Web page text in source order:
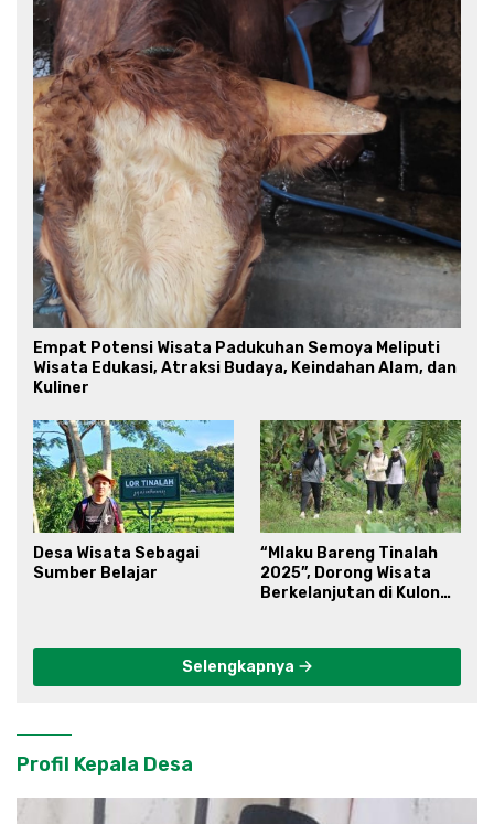
Empat Potensi Wisata Padukuhan Semoya Meliputi
Wisata Edukasi, Atraksi Budaya, Keindahan Alam, dan
Kuliner
Desa Wisata Sebagai
Sumber Belajar
“Mlaku Bareng Tinalah
2025”, Dorong Wisata
Berkelanjutan di Kulon
Selengkapnya
Profil Kepala Desa